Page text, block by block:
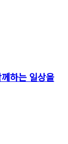
하는 일상을